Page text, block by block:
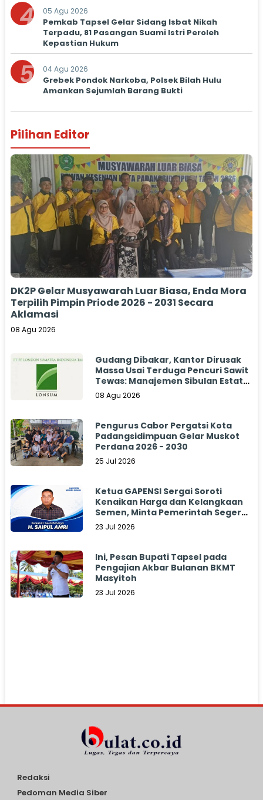
4 05 Agu 2026
Pemkab Tapsel Gelar Sidang Isbat Nikah
Terpadu, 81 Pasangan Suami Istri Peroleh
Kepastian Hukum
5 04 Agu 2026
Grebek Pondok Narkoba, Polsek Bilah Hulu
Amankan Sejumlah Barang Bukti
Pilihan Editor
DK2P Gelar Musyawarah Luar Biasa, Enda Mora
Terpilih Pimpin Priode 2026 - 2031 Secara
Aklamasi
08 Agu 2026
Gudang Dibakar, Kantor Dirusak
Massa Usai Terduga Pencuri Sawit
Tewas: Manajemen Sibulan Estate
Bungkam
08 Agu 2026
Pengurus Cabor Pergatsi Kota
Padangsidimpuan Gelar Muskot
Perdana 2026 - 2030
25 Jul 2026
Ketua GAPENSI Sergai Soroti
Kenaikan Harga dan Kelangkaan
Semen, Minta Pemerintah Segera
Bertindak
23 Jul 2026
Ini, Pesan Bupati Tapsel pada
Pengajian Akbar Bulanan BKMT
Masyitoh
23 Jul 2026
Redaksi
Pedoman Media Siber